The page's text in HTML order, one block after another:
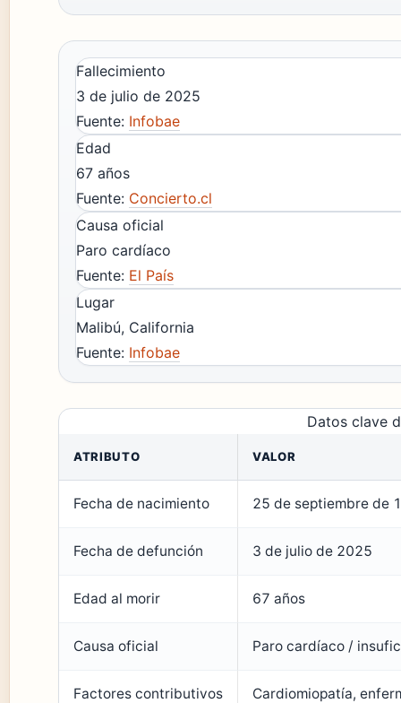
Fallecimiento
3 de julio de 2025
Fuente: Infobae
Edad
67 años
Fuente: Concierto.cl
Causa oficial
Paro cardíaco
Fuente: El País
Lugar
Malibú, California
Fuente: Infobae
Datos clave
ATRIBUTO VALOR
Fecha de nacimiento 25 de septiembre de
Fecha de defunción 3 de julio de 2025
Edad al morir 67 años
Causa oficial Paro cardíaco /
Factores contributivos Cardiomiopatía,